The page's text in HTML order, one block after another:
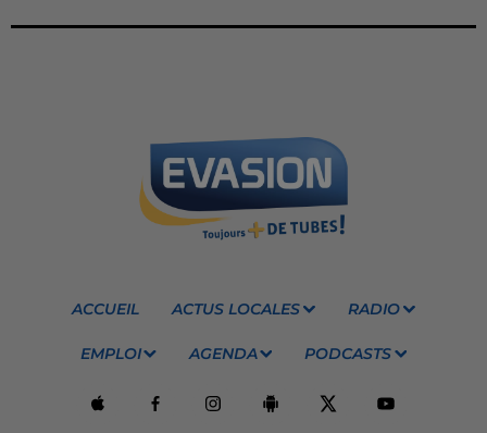
ACCUEIL ACTUS LOCALES RADIO
EMPLOI AGENDA PODCASTS